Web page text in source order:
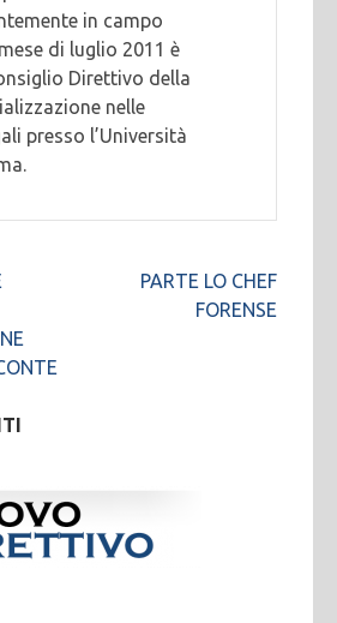
in campo
di luglio 2011 è
Direttivo della
nelle
presso l’Università
PARTE LO CHEF
FORENSE